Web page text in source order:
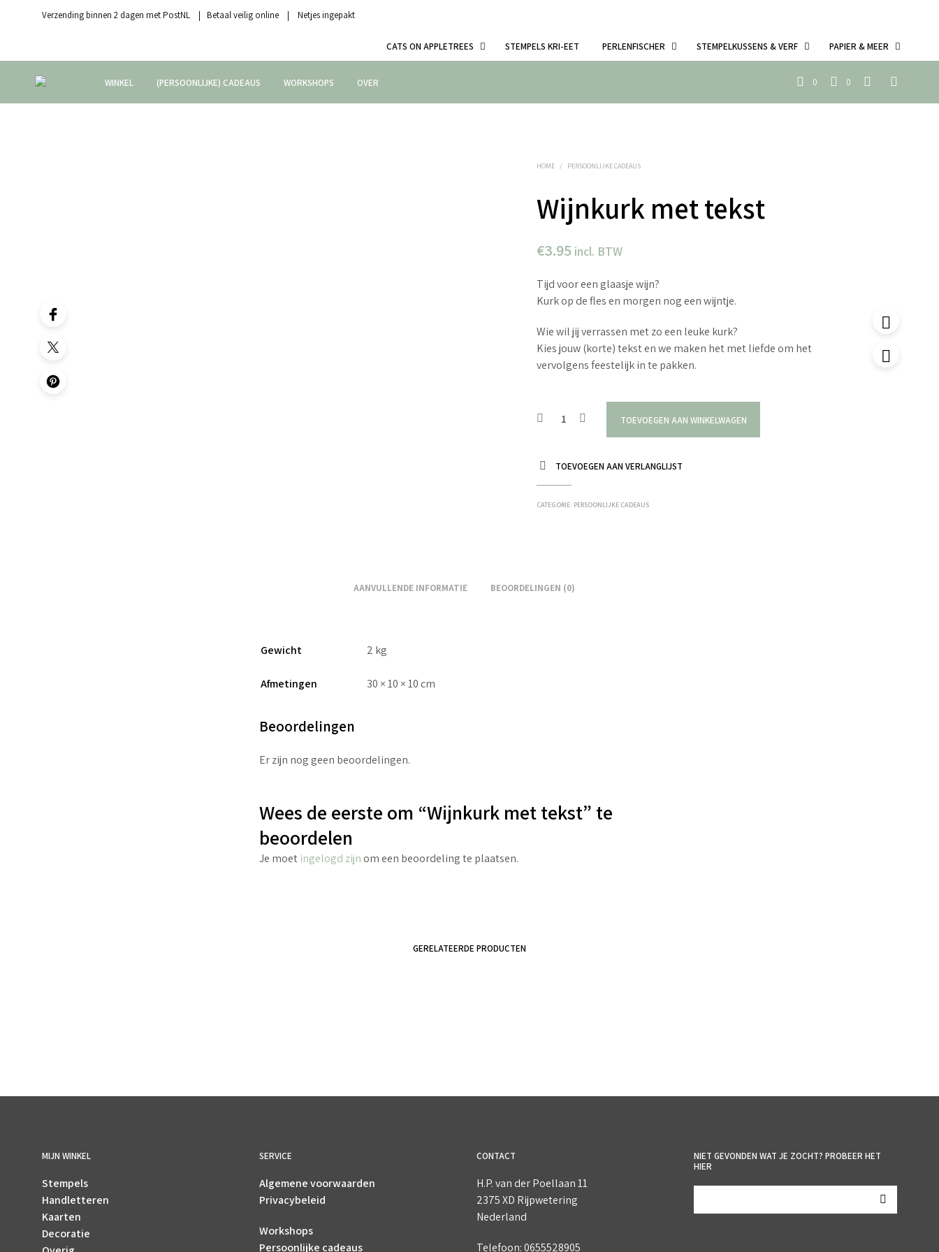
Verzending binnen 2 dagen met PostNL | Betaal veilig online | Netjes ingepakt
CATS ON APPLETREES STEMPELS KRI-EET PERLENFISCHER STEMPELKUSSENS & VERF PAPIER & MEER
WINKEL (PERSOONLIJKE) CADEAUS WORKSHOPS OVER 0 0
HOME / PERSOONLIJKE CADEAUS
Wijnkurk met tekst
€3.95 incl. BTW
Tijd voor een glaasje wijn?
Kurk op de fles en morgen nog een wijntje.
Wie wil jij verrassen met zo een leuke kurk?
Kies jouw (korte) tekst en we maken het met liefde om het
vervolgens feestelijk in te pakken.
TOEVOEGEN AAN WINKELWAGEN
TOEVOEGEN AAN VERLANGLIJST
CATEGORIE: PERSOONLIJKE CADEAUS
AANVULLENDE INFORMATIE BEOORDELINGEN (0)
Gewicht 2 kg
Afmetingen 30 × 10 × 10 cm
Beoordelingen
Er zijn nog geen beoordelingen.
Wees de eerste om “Wijnkurk met tekst” te
beoordelen
Je moet ingelogd zijnom een beoordeling te plaatsen.
GERELATEERDE PRODUCTEN
MIJN WINKEL
Stempels
Handletteren
Kaarten
Decoratie
SERVICE
Algemene voorwaarden
Privacybeleid
Workshops
Persoonlijke cadeaus
CONTACT
H.P. van der Poellaan 11
2375 XD Rijpwetering
Nederland
Telefoon: 0655528905
NIET GEVONDEN WAT JE ZOCHT? PROBEER HET
HIER